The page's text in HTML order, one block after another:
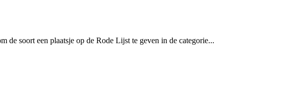
soort een plaatsje op de Rode Lijst te geven in de categorie...